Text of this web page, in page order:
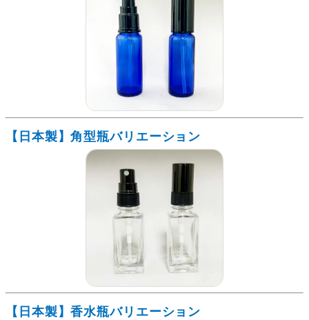
【日本製】角型瓶バリエーション
【日本製】香水瓶バリエーション